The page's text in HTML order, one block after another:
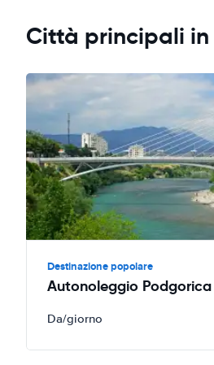
Città principali in
Destinazione popolare
Autonoleggio Podgorica
Da/giorno